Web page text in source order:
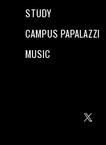
STUDY
CAMPUS PAPALAZZI
MUSIC